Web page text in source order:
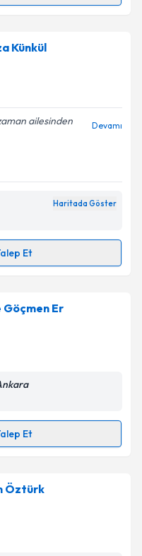
e-posta ile
verilerimin belirtilen
Künkül
ailesinden
Devamı
Haritada Göster
Et
için randevu takvimi
randevu almanız
e-posta ile
ilişkinAydınlatma
ediyorum.
Gönder
Göçmen Er
Et
Eriçin randevu
uzmandan randevu
e-posta ile
Öztürk